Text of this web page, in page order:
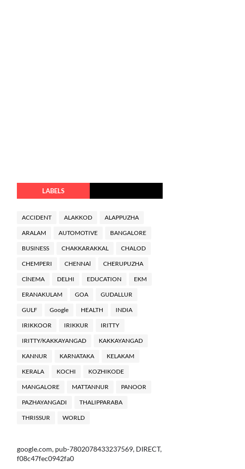
LABELS
ACCIDENT ALAKKOD ALAPPUZHA
ARALAM AUTOMOTIVE BANGALORE
BUSINESS CHAKKARAKKAL CHALOD
CHEMPERI CHENNAl CHERUPUZHA
ClNEMA DELHI EDUCATION EKM
ERANAKULAM GOA GUDALLUR
GULF Google HEALTH INDIA
IRIKKOOR IRIKKUR IRITTY
IRITTY/KAKKAYANGAD KAKKAYANGAD
KANNUR KARNATAKA KELAKAM
KERALA KOCHI KOZHIKODE
MANGALORE MATTANNUR PANOOR
PAZHAYANGADI THALIPPARABA
THRISSUR WORLD
google.com, pub-7802078433237569, DIRECT,
f08c47fec0942fa0